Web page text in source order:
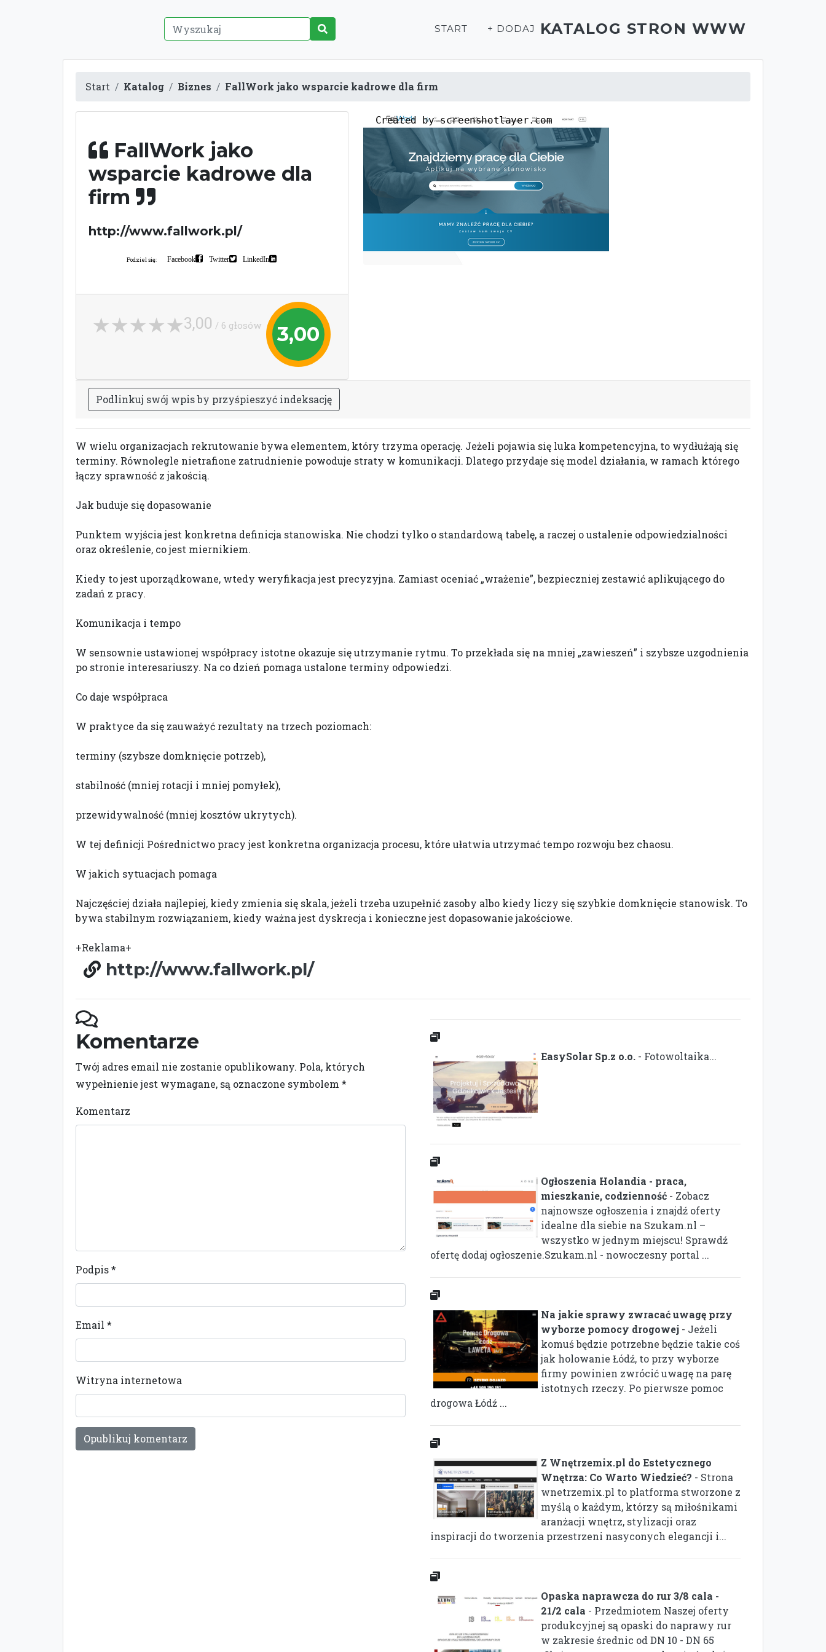
START + DODAJ KATALOG STRON WWW
Start Katalog Biznes FallWork jako wsparcie kadrowe dla firm
FallWork jako
wsparcie kadrowe dla
firm
http://www.fallwork.pl/
Podziel się: Facebook Twitter LinkedIn
3,00
3,00 / 6 głosów
Podlinkuj swój wpisby przyśpieszyć indeksację
W wielu organizacjach rekrutowanie bywa elementem, który trzyma operację. Jeżeli pojawia się luka kompetencyjna, to wydłużają się
terminy. Równolegle nietrafione zatrudnienie powoduje straty w komunikacji. Dlatego przydaje się model działania, w ramach którego
łączy sprawność z jakością.
Jak buduje się dopasowanie
Punktem wyjścia jest konkretna definicja stanowiska. Nie chodzi tylko o standardową tabelę, a raczej o ustalenie odpowiedzialności
oraz określenie, co jest miernikiem.
Kiedy to jest uporządkowane, wtedy weryfikacja jest precyzyjna. Zamiast oceniać „wrażenie”, bezpieczniej zestawić aplikującego do
zadań z pracy.
Komunikacja i tempo
W sensownie ustawionej współpracy istotne okazuje się utrzymanie rytmu. To przekłada się na mniej „zawieszeń” i szybsze uzgodnienia
po stronie interesariuszy. Na co dzień pomaga ustalone terminy odpowiedzi.
Co daje współpraca
W praktyce da się zauważyć rezultaty na trzech poziomach:
terminy (szybsze domknięcie potrzeb),
stabilność (mniej rotacji i mniej pomyłek),
przewidywalność (mniej kosztów ukrytych).
W tej definicji Pośrednictwo pracy jest konkretna organizacja procesu, które ułatwia utrzymać tempo rozwoju bez chaosu.
W jakich sytuacjach pomaga
Najczęściej działa najlepiej, kiedy zmienia się skala, jeżeli trzeba uzupełnić zasoby albo kiedy liczy się szybkie domknięcie stanowisk. To
bywa stabilnym rozwiązaniem, kiedy ważna jest dyskrecja i konieczne jest dopasowanie jakościowe.
+Reklama+
http://www.fallwork.pl/
Komentarze
Twój adres email nie zostanie opublikowany. Pola, których
wypełnienie jest wymagane, są oznaczone symbolem *
Komentarz
Podpis*
Email *
Witryna internetowa
EasySolar Sp.z o.o. - Fotowoltaika...
Ogłoszenia Holandia - praca,
mieszkanie, codzienność - Zobacz
najnowsze ogłoszenia i znajdź oferty
idealne dla siebie na Szukam.nl –
wszystko w jednym miejscu! Sprawdź
ofertę dodaj ogłoszenie.Szukam.nl - nowoczesny portal ...
Na jakie sprawy zwracać uwagę przy
wyborze pomocy drogowej - Jeżeli
komuś będzie potrzebne będzie takie coś
jak holowanie Łódź, to przy wyborze
firmy powinien zwrócić uwagę na parę
istotnych rzeczy. Po pierwsze pomoc
drogowa Łódź ...
Z Wnętrzemix.pl do Estetycznego
Wnętrza: Co Warto Wiedzieć? - Strona
wnetrzemix.pl to platforma stworzone z
myślą o każdym, którzy są miłośnikami
aranżacji wnętrz, stylizacji oraz
inspiracji do tworzenia przestrzeni nasyconych elegancji i...
Opaska naprawcza do rur 3/8 cala -
21/2 cala - Przedmiotem Naszej oferty
produkcyjnej są opaski do naprawy rur
w zakresie średnic od DN 10 - DN 65